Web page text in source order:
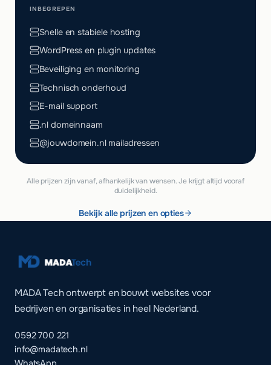
INBEGREPEN
Snelle en stabiele hosting
WordPress en plugin updates
Beveiliging en monitoring
Technisch onderhoud
E-mail support
.nl domeinnaam
@jouwdomein.nl mailadressen
Alle prijzen zijn vanaf, afhankelijk van wensen. Je krijgt altijd vooraf
duidelijkheid.
Bekijk alle prijzen en opties
MADA Tech ontwerpt en bouwt websites voor
bedrijven en organisaties in heel Nederland.
0592 700 221
info@madatech.nl